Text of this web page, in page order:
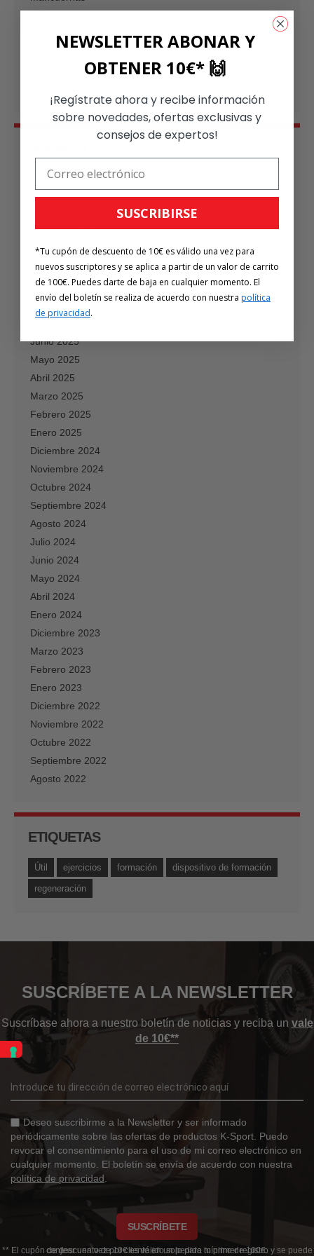
ejercicios para piernas fuertes
Entrenamiento en casa: las 7 trampas más comunes – y
Marzo 2026
Febrero 2026
Diciembre 2025
Noviembre 2025
Octubre 2025
Septiembre 2025
Junio 2025
Mayo 2025
Abril 2025
Marzo 2025
Febrero 2025
Enero 2025
Diciembre 2024
Noviembre 2024
Octubre 2024
Septiembre 2024
Agosto 2024
Julio 2024
Junio 2024
Mayo 2024
Abril 2024
Enero 2024
Diciembre 2023
Marzo 2023
Febrero 2023
Enero 2023
Diciembre 2022
Noviembre 2022
Octubre 2022
Septiembre 2022
Agosto 2022
ETIQUETAS
Útil ejercicios formación
dispositivo de formación
regeneración
SUSCRÍBETE A LA NEWSLETTER
Suscríbase ahora a nuestro boletín de noticias y reciba un vale
de 10€**
Deseo suscribirme a la Newsletter y ser informado
periódicamente sobre las ofertas de productos K-Sport. Puedo
revocar el consentimiento para el uso de mi correo electrónico en
cualquier momento. El boletín se envía de acuerdo con nuestra
política de privacidad
SUSCRÍBETE
** El cupón de descuento de 10€ es válido solo para tu primer registro y se puede canjear una vez por cliente en un pedido mínimo de 100€.
NEWSLETTER ABONAR Y
OBTENER 10€* 🙌
¡Regístrate ahora y recibe información
sobre novedades, ofertas exclusivas y
consejos de expertos!
SUSCRIBIRSE
*Tu cupón de descuento de 10€ es válido una vez para
nuevos suscriptores y se aplica a partir de un valor de carrito
de 100€. Puedes darte de baja en cualquier momento. El
envío del boletín se realiza de acuerdo con nuestra política
de privacidad.